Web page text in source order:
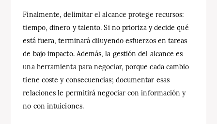
Finalmente, delimitar el alcance protege recursos:
tiempo, dinero y talento. Si no prioriza y decide qué
está fuera, terminará diluyendo esfuerzos en tareas
de bajo impacto. Además, la gestión del alcance es
una herramienta para negociar, porque cada cambio
tiene coste y consecuencias; documentar esas
relaciones le permitirá negociar con información y
no con intuiciones.